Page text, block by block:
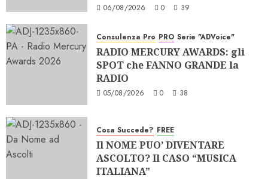
06/08/2026 0 39
Consulenza Pro PRO Serie "ADVoice"
RADIO MERCURY AWARDS: gli
SPOT che FANNO GRANDE la
RADIO
05/08/2026 0 38
Cosa Succede? FREE
Il NOME PUO’ DIVENTARE
ASCOLTO? Il CASO “MUSICA
ITALIANA”